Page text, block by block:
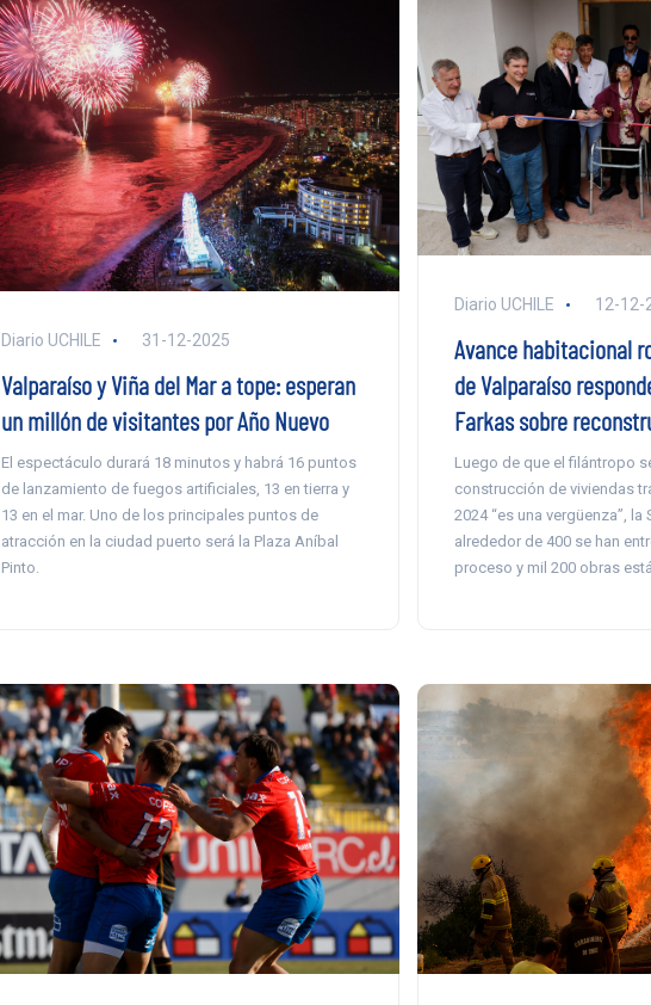
Diario UCHILE 31-12-2025
Valparaíso y Viña del Mar a tope: esperan
un millón de visitantes por Año Nuevo
El espectáculo durará 18 minutos y habrá 16 puntos
de lanzamiento de fuegos artificiales, 13 en tierra y
13 en el mar. Uno de los principales puntos de
atracción en la ciudad puerto será la Plaza Aníbal
Pinto.
Diario UCHILE 12-12-
Avance habitacional
de Valparaíso
Farkas sobre
Luego de que el filántropo
construcción de viviendas
2024 “es una vergüenza”,
alrededor de 400 se han
proceso y mil 200 obras